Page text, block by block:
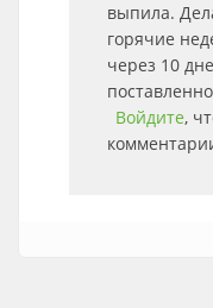
выпила.
горячие
через 10
Войдите,